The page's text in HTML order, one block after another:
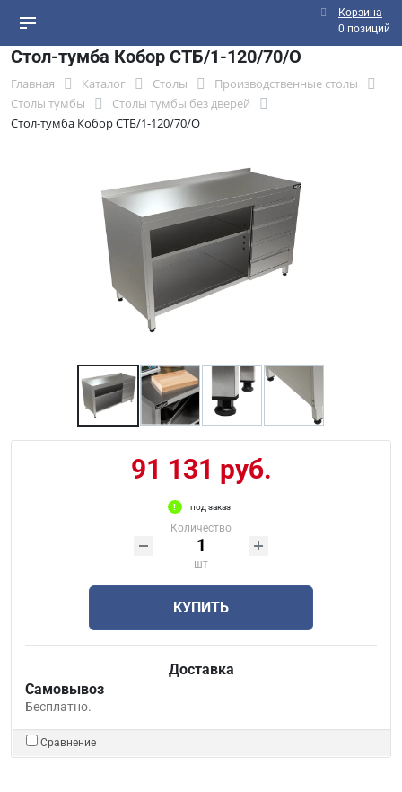
Корзина
0 позиций
Стол-тумба Кобор СТБ/1-120/70/О
Главная Каталог Столы
Производственные столы
Столы тумбы
Столы тумбы без дверей
Стол-тумба Кобор СТБ/1-120/70/О
91 131 руб.
под заказ
Количество
шт
КУПИТЬ
Доставка
Самовывоз
Бесплатно.
Сравнение